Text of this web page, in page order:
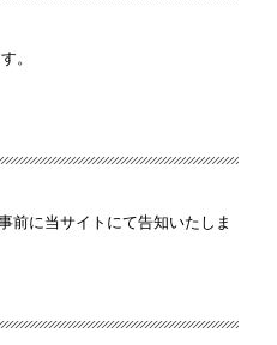
。
前に当サイトにて告知いたしま